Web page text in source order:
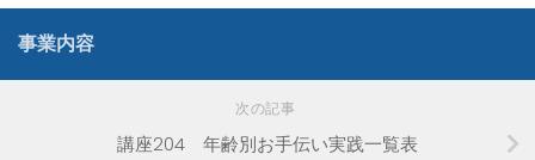
事業内容
次の記事
講座204 年齢別お手伝い実践一覧表